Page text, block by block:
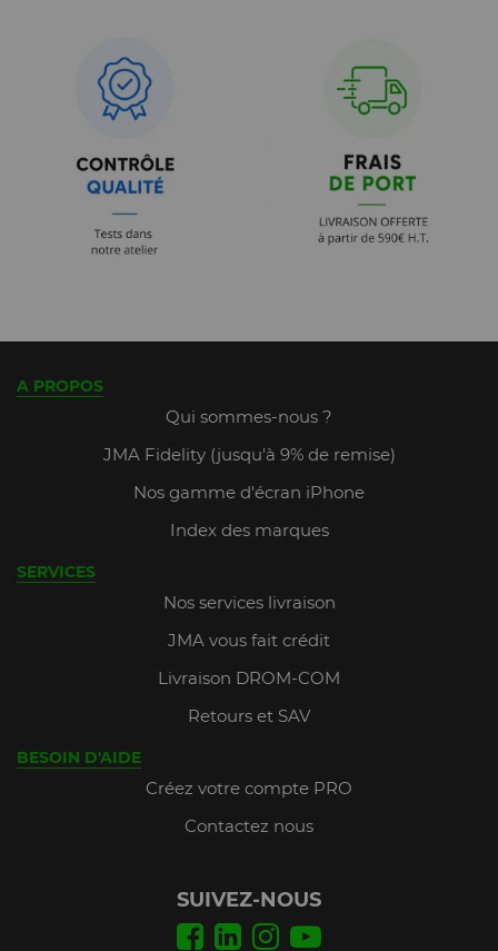
A PROPOS
Qui sommes-nous ?
JMA Fidelity (jusqu'à 9% de remise)
Nos gamme d'écran iPhone
Index des marques
SERVICES
Nos services livraison
JMA vous fait crédit
Livraison DROM-COM
Retours et SAV
BESOIN D'AIDE
Créez votre compte PRO
Contactez nous
SUIVEZ-NOUS